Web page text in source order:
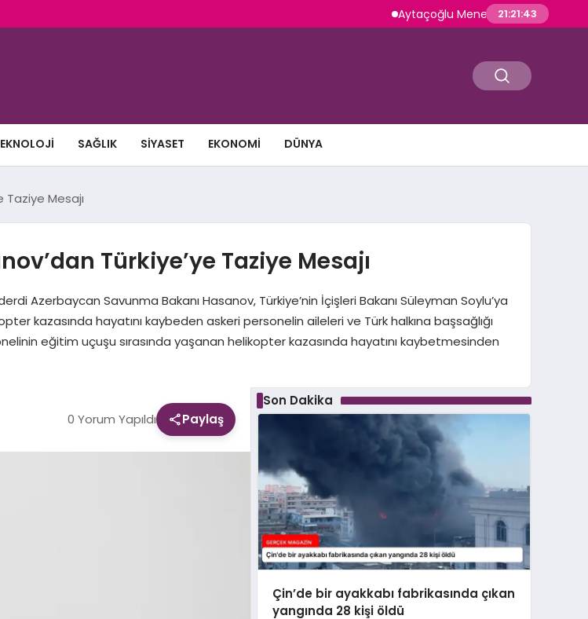
Aytaçoğlu Menemen: Çakallı
21:21:44
SAĞLIK SIYASET EKONOMI DÜNYA
Taziye Mesajı
Türkiye’ye Taziye Mesajı
Azerbaycan Savunma Bakanı Hasanov, Türkiye’nin İçişleri Bakanı Süleyman Soylu’ya
kazasında hayatını kaybeden askeri personelin aileleri ve Türk halkına başsağlığı
eğitim uçuşu sırasında yaşanan helikopter kazasında hayatını kaybetmesinden
0 Yorum Yapıldı Paylaş
Son Dakika
Çin’de bir ayakkabı fabrikasında çıkan
yangında 28 kişi öldü